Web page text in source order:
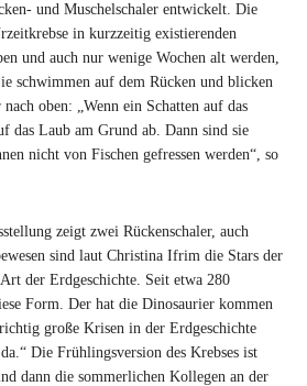
und Muschelschaler entwickelt. Die
in kurzzeitig existierenden
und auch nur wenige Wochen alt werden,
schwimmen auf dem Rücken und blicken
oben: „Wenn ein Schatten auf das
das Laub am Grund ab. Dann sind sie
nicht von Fischen gefressen werden“, so
zeigt zwei Rückenschaler, auch
sind laut Christina Ifrim die Stars der
der Erdgeschichte. Seit etwa 280
Form. Der hat die Dinosaurier kommen
große Krisen in der Erdgeschichte
Die Frühlingsversion des Krebses ist
dann die sommerlichen Kollegen an der